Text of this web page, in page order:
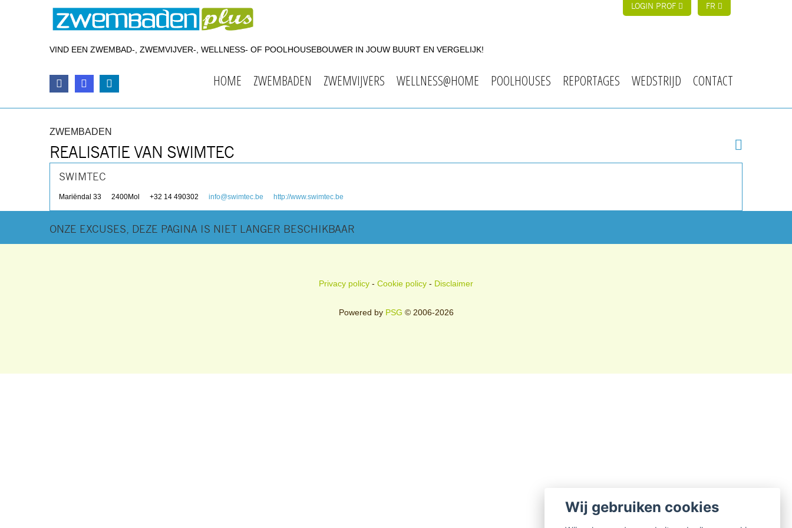
LOGIN PROF FR
VIND EEN ZWEMBAD-, ZWEMVIJVER-, WELLNESS- OF POOLHOUSEBOUWER IN JOUW BUURT EN VERGELIJK!
HOME ZWEMBADEN ZWEMVIJVERS WELLNESS@HOME POOLHOUSES REPORTAGES WEDSTRIJD CONTACT
ZWEMBADEN
REALISATIE VAN SWIMTEC
SWIMTEC
Mariëndal 33 2400Mol +32 14 490302 info@swimtec.be http://www.swimtec.be
ONZE EXCUSES, DEZE PAGINA IS NIET LANGER BESCHIKBAAR
Privacy policy - Cookie policy - Disclaimer
Powered by PSG © 2006-2026
Wij gebruiken cookies